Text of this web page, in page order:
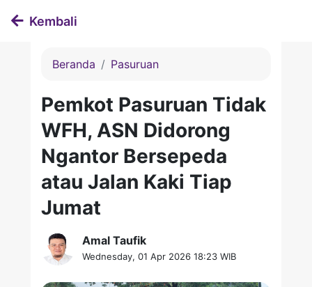
Kembali
Beranda Pasuruan
Pemkot Pasuruan Tidak
WFH, ASN Didorong
Ngantor Bersepeda
atau Jalan Kaki Tiap
Jumat
Amal Taufik
Wednesday, 01 Apr 2026 18:23 WIB